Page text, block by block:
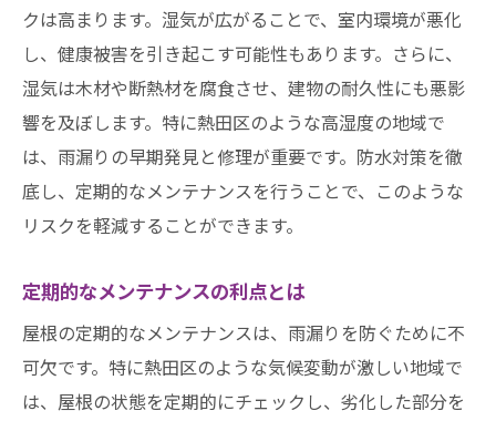
クは高まります。湿気が広がることで、室内環境が悪化
し、健康被害を引き起こす可能性もあります。さらに、
湿気は木材や断熱材を腐食させ、建物の耐久性にも悪影
響を及ぼします。特に熱田区のような高湿度の地域で
は、雨漏りの早期発見と修理が重要です。防水対策を徹
底し、定期的なメンテナンスを行うことで、このような
リスクを軽減することができます。
定期的なメンテナンスの利点とは
屋根の定期的なメンテナンスは、雨漏りを防ぐために不
可欠です。特に熱田区のような気候変動が激しい地域で
は、屋根の状態を定期的にチェックし、劣化した部分を